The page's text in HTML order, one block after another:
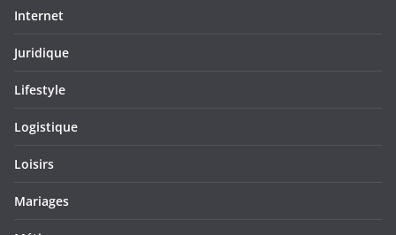
Internet
Juridique
Lifestyle
Logistique
Loisirs
Mariages